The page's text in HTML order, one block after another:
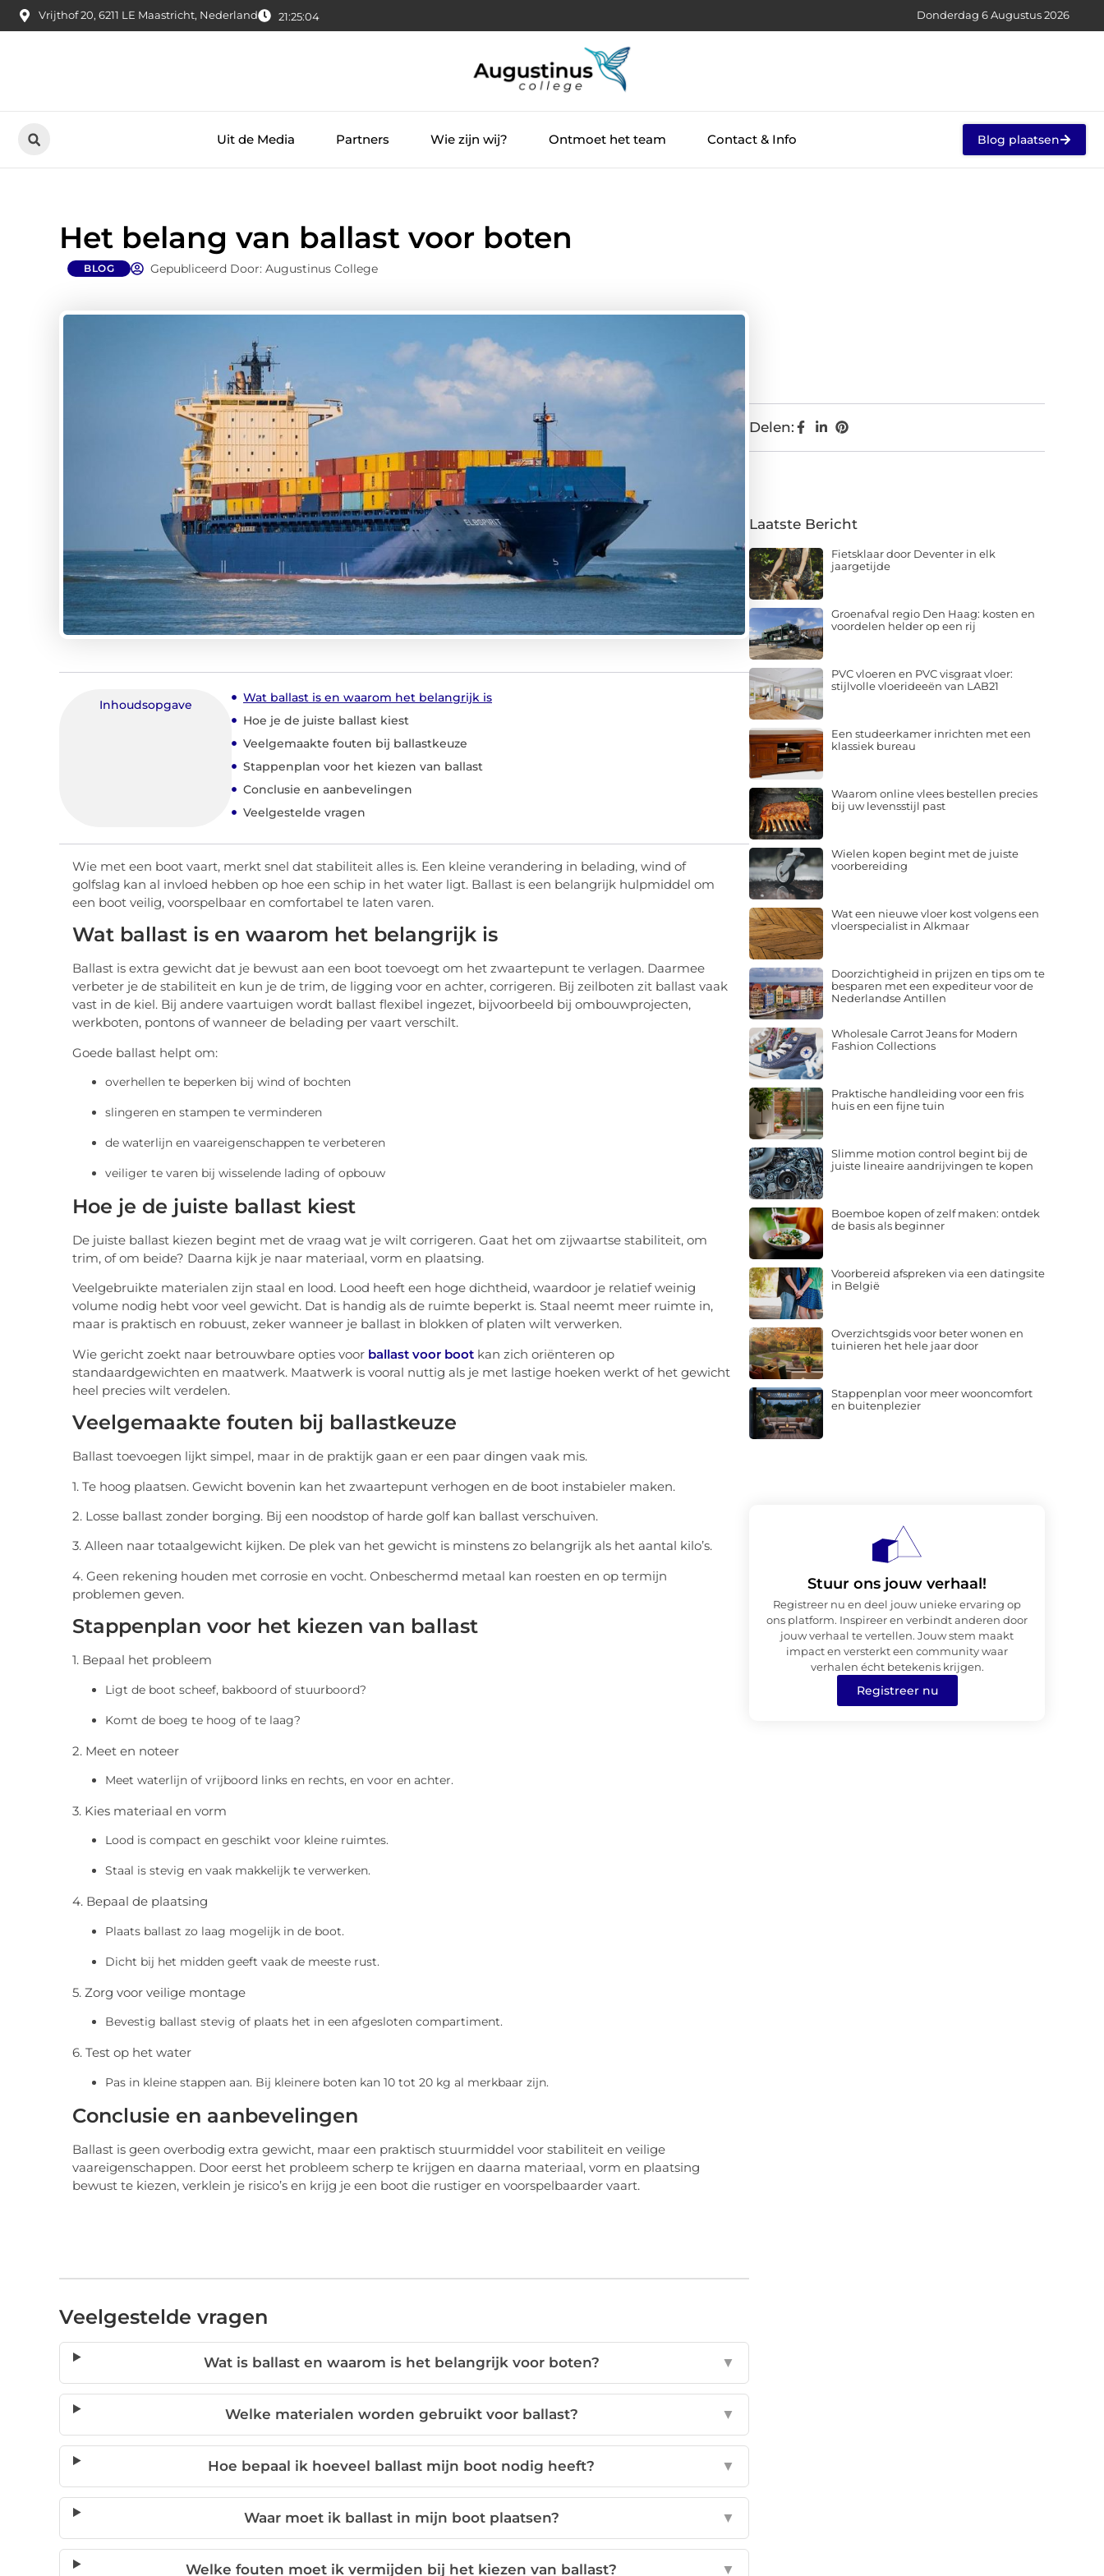
Vrijthof 20, 6211 LE Maastricht, Nederland 21:25:05 Donderdag 6 Augustus 2026
Uit de Media Partners Wie zijn wij? Ontmoet het team Contact & Info Blog plaatsen
Het belang van ballast voor boten
BLOG Gepubliceerd Door: Augustinus College
Inhoudsopgave
Wat ballast is en waarom het belangrijk is
Hoe je de juiste ballast kiest
Veelgemaakte fouten bij ballastkeuze
Stappenplan voor het kiezen van ballast
Conclusie en aanbevelingen
Veelgestelde vragen
Wie met een boot vaart, merkt snel dat stabiliteit alles is. Een kleine verandering in belading, wind of
golfslag kan al invloed hebben op hoe een schip in het water ligt. Ballast is een belangrijk hulpmiddel om
een boot veilig, voorspelbaar en comfortabel te laten varen.
Wat ballast is en waarom het belangrijk is
Ballast is extra gewicht dat je bewust aan een boot toevoegt om het zwaartepunt te verlagen. Daarmee
verbeter je de stabiliteit en kun je de trim, de ligging voor en achter, corrigeren. Bij zeilboten zit ballast vaak
vast in de kiel. Bij andere vaartuigen wordt ballast flexibel ingezet, bijvoorbeeld bij ombouwprojecten,
werkboten, pontons of wanneer de belading per vaart verschilt.
Goede ballast helpt om:
overhellen te beperken bij wind of bochten
slingeren en stampen te verminderen
de waterlijn en vaareigenschappen te verbeteren
veiliger te varen bij wisselende lading of opbouw
Hoe je de juiste ballast kiest
De juiste ballast kiezen begint met de vraag wat je wilt corrigeren. Gaat het om zijwaartse stabiliteit, om
trim, of om beide? Daarna kijk je naar materiaal, vorm en plaatsing.
Veelgebruikte materialen zijn staal en lood. Lood heeft een hoge dichtheid, waardoor je relatief weinig
volume nodig hebt voor veel gewicht. Dat is handig als de ruimte beperkt is. Staal neemt meer ruimte in,
maar is praktisch en robuust, zeker wanneer je ballast in blokken of platen wilt verwerken.
Wie gericht zoekt naar betrouwbare opties voor ballast voor boot kan zich oriënteren op
standaardgewichten en maatwerk. Maatwerk is vooral nuttig als je met lastige hoeken werkt of het gewicht
heel precies wilt verdelen.
Veelgemaakte fouten bij ballastkeuze
Ballast toevoegen lijkt simpel, maar in de praktijk gaan er een paar dingen vaak mis.
1. Te hoog plaatsen. Gewicht bovenin kan het zwaartepunt verhogen en de boot instabieler maken.
2. Losse ballast zonder borging. Bij een noodstop of harde golf kan ballast verschuiven.
3. Alleen naar totaalgewicht kijken. De plek van het gewicht is minstens zo belangrijk als het aantal kilo’s.
4. Geen rekening houden met corrosie en vocht. Onbeschermd metaal kan roesten en op termijn
problemen geven.
Stappenplan voor het kiezen van ballast
1. Bepaal het probleem
Ligt de boot scheef, bakboord of stuurboord?
Komt de boeg te hoog of te laag?
2. Meet en noteer
Meet waterlijn of vrijboord links en rechts, en voor en achter.
3. Kies materiaal en vorm
Lood is compact en geschikt voor kleine ruimtes.
Staal is stevig en vaak makkelijk te verwerken.
4. Bepaal de plaatsing
Plaats ballast zo laag mogelijk in de boot.
Dicht bij het midden geeft vaak de meeste rust.
5. Zorg voor veilige montage
Bevestig ballast stevig of plaats het in een afgesloten compartiment.
6. Test op het water
Pas in kleine stappen aan. Bij kleinere boten kan 10 tot 20 kg al merkbaar zijn.
Conclusie en aanbevelingen
Ballast is geen overbodig extra gewicht, maar een praktisch stuurmiddel voor stabiliteit en veilige
vaareigenschappen. Door eerst het probleem scherp te krijgen en daarna materiaal, vorm en plaatsing
bewust te kiezen, verklein je risico’s en krijg je een boot die rustiger en voorspelbaarder vaart.
Veelgestelde vragen
Wat is ballast en waarom is het belangrijk voor boten? ▼
Welke materialen worden gebruikt voor ballast? ▼
Hoe bepaal ik hoeveel ballast mijn boot nodig heeft? ▼
Waar moet ik ballast in mijn boot plaatsen? ▼
Welke fouten moet ik vermijden bij het kiezen van ballast? ▼
Delen:
Laatste Bericht
Fietsklaar door Deventer in elk
jaargetijde
Groenafval regio Den Haag: kosten en
voordelen helder op een rij
PVC vloeren en PVC visgraat vloer:
stijlvolle vloerideeën van LAB21
Een studeerkamer inrichten met een
klassiek bureau
Waarom online vlees bestellen precies
bij uw levensstijl past
Wielen kopen begint met de juiste
voorbereiding
Wat een nieuwe vloer kost volgens een
vloerspecialist in Alkmaar
Doorzichtigheid in prijzen en tips om te
besparen met een expediteur voor de
Nederlandse Antillen
Wholesale Carrot Jeans for Modern
Fashion Collections
Praktische handleiding voor een fris
huis en een fijne tuin
Slimme motion control begint bij de
juiste lineaire aandrijvingen te kopen
Boemboe kopen of zelf maken: ontdek
de basis als beginner
Voorbereid afspreken via een datingsite
in België
Overzichtsgids voor beter wonen en
tuinieren het hele jaar door
Stappenplan voor meer wooncomfort
en buitenplezier
Stuur ons jouw verhaal!
Registreer nu en deel jouw unieke ervaring op
ons platform. Inspireer en verbindt anderen door
jouw verhaal te vertellen. Jouw stem maakt
impact en versterkt een community waar
verhalen écht betekenis krijgen.
Registreer nu